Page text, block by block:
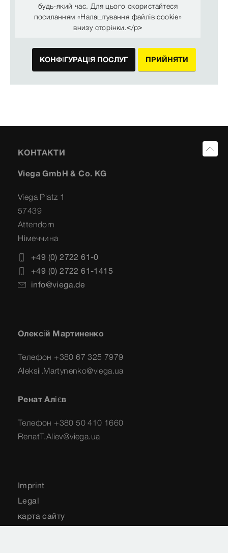
будь-який час. Для цього скористайтеся
посиланням «Налаштування файлів cookie»
внизу сторінки.</p>
КОНФІГУРАЦІЯ ПОСЛУГ ПРИЙНЯТИ
КОНТАКТИ
Viega GmbH & Co. KG
Viega Platz 1
57439
Attendorn
Німеччина
+49 (0) 2722 61-0
+49 (0) 2722 61-1415
info@viega.de
Олексій Мартиненко
Телефон +380 67 325 7979
Aleksii.Martynenko@viega.ua
Ренат Алієв
Телефон +380 50 410 1660
RenatT.Aliev@viega.ua
Imprint
Legal
карта сайту